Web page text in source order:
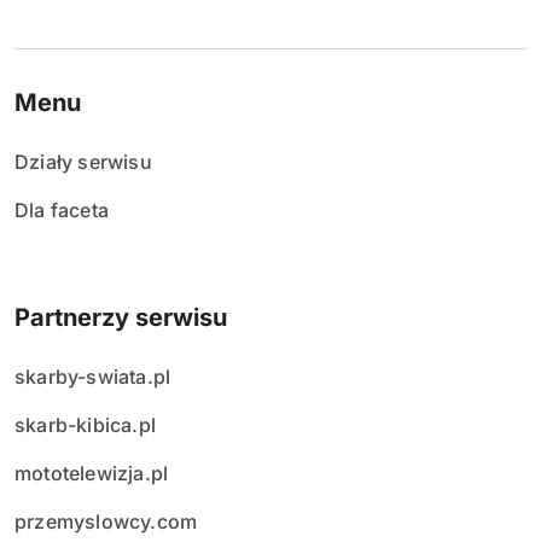
Menu
Działy serwisu
Dla faceta
Partnerzy serwisu
skarby-swiata.pl
skarb-kibica.pl
mototelewizja.pl
przemyslowcy.com